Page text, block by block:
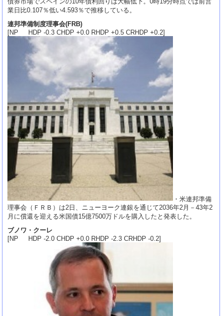
業日比0.107％低い4.593％で推移している。
連邦準備制度理事会(FRB)
[NP HDP -0.3 CHDP +0.0 RHDP +0.5 CRHDP +0.2]
・米連邦準備
理事会（ＦＲＢ）は2日、ニューヨーク連銀を通じて2036年2月－43年2
月に償還を迎える米国債15億7500万ドルを購入したと発表した。
ブノワ・クーレ
[NP HDP -2.0 CHDP +0.0 RHDP -2.3 CRHDP -0.2]